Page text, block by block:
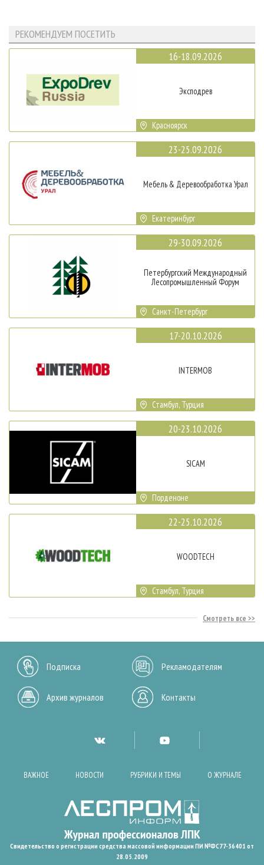
РЕКОМЕНДУЕМ ПОСЕТИТЬ
16-18.09.2026
Эксподрев
Красноярск
23-25.09.2026
Мебель & Деревообработка Урал
Екатеринбург
29-30.09.2026
Петербургский Международный
Лесопромышленный Форум
Санкт-Петербург
17-20.10.2026
INTERMOB
Стамбул, Турция
20-23.10.2026
SICAM
Порденоне
22-25.10.2026
WOODTECH
Стамбул, Турция
Смотреть все
Подписка Рекламодателям
Архив журналов Контакты
ВАЖНОЕ НОВОСТИ РУБРИКИ И ТЕМЫ О ЖУРНАЛЕ
Свидетельство о регистрации средства массовой информации ПИ №ФС77-36401 от
28.05.2009